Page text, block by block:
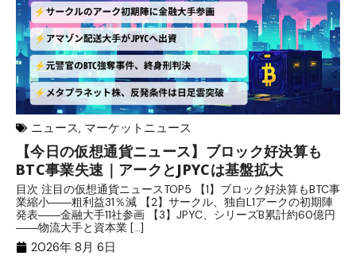
ニュース, マーケットニュース
【今日の仮想通貨ニュース】ブロック好決算も
BTC事業失速｜アークとJPYCは基盤拡大
目次 注目の仮想通貨ニュースTOP5 【1】ブロック好決算もBTC事
業縮小――粗利益31％減 【2】サークル、独自L1アークの初期陣
発表――金融大手11社参画 【3】JPYC、シリーズB累計約60億円
――物流大手と資本業 […]
2026年 8月 6日